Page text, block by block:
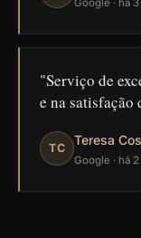
Serviço de
e na satisfação
TC
Teresa
Google · há